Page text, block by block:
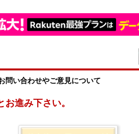
問い合わせやご意見について
進み下さい。